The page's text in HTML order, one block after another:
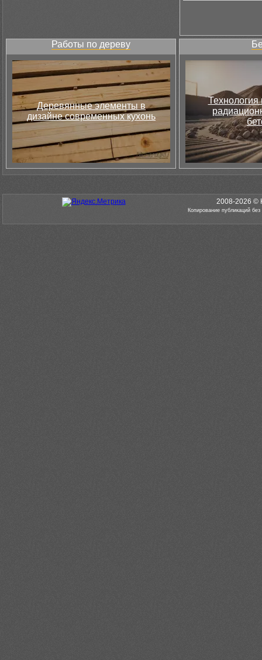
Работы по дереву
Деревянные элементы в
дизайне современных кухонь
Технология
2008-2026 ©
Копирование публикаций